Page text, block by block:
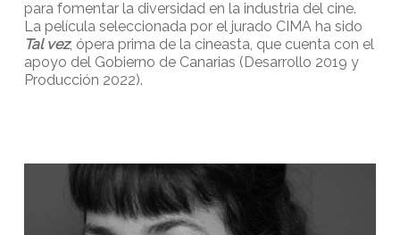
para fomentar la diversidad en la industria del cine.
La película seleccionada por el jurado CIMA ha sido
Tal vez, ópera prima de la cineasta, que cuenta con el
apoyo del Gobierno de Canarias (Desarrollo 2019 y
Producción 2022).